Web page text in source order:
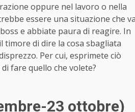
oppure nel lavoro o nella
essere una situazione che
e abbiate paura di reagire. In
timore di dire la cosa sbagliata
Per cui, esprimete ciò
fare quello che volete?
23 ottobre)